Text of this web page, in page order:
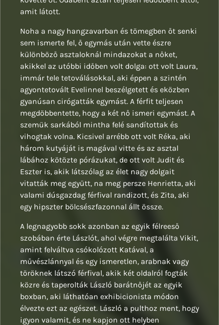
amit látott.
Noha a nagy hangzavarban és tömegben őt senki
sem ismerte fel, ő egymás után vette észre
különböző asztaloknál mindazokat a nőket,
akikkel az utóbbi időben volt dolga: ott volt Laura,
immár tele tetoválásokkal, aki éppen a szintén
agyontetovált Evelinnel beszélgetett és eközben
gyanúsan cirógatták egymást. A férfit teljesen
megdöbbentette, hogy a két nő ismeri egymást. A
szemük sarkából mintha felé sandítottak és
vihogtak volna. Kicsivel arrébb ott volt Réka, aki
három kutyáját is magával vitte és az asztal
lábához kötözte pórázukat, de ott volt Judit és
Eszter is, akik látszólag az élet nagy dolgait
vitatták meg együtt, na meg persze Henrietta, aki
valami dúsgazdag férfival randizott, és Zita, aki
egy hipszter bölcsészfazonnal állt össze.
A legnagyobb sokk azonban az egyik félreeső
szobában érte Lászlót, ahol végre megtalálta Vikit,
amint felváltva csókolózott Katával, a
művészlánnyal és egy ismeretlen, arabnak vagy
töröknek látszó férfival, akik két oldalról fogták
közre és taperolták László barátnőjét az egyik
boxban, aki láthatóan exhibicionista módon
élvezte ezt az egészet. László a pulthoz ment, hogy
igyon valamit, és ne kapjon ott helyben